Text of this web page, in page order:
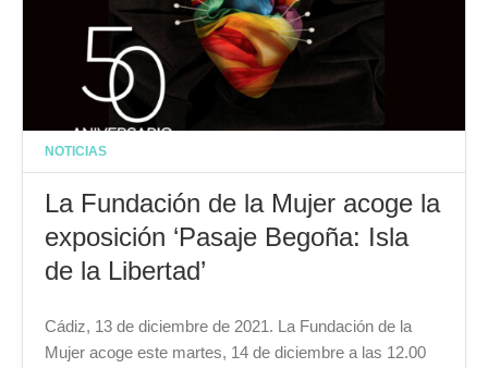
NOTICIAS
La Fundación de la Mujer acoge la
exposición ‘Pasaje Begoña: Isla
de la Libertad’
Cádiz, 13 de diciembre de 2021. La Fundación de la
Mujer acoge este martes, 14 de diciembre a las 12.00